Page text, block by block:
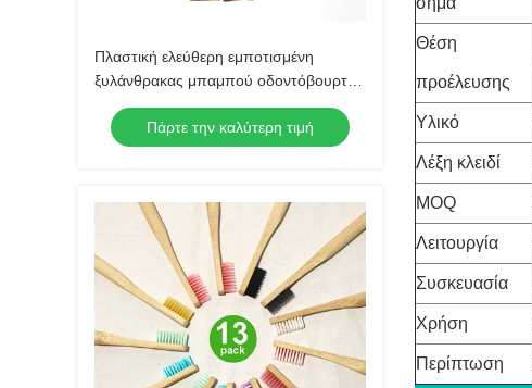
Πλαστική ελεύθερη εμποτισμένη
ξυλάνθρακας μπαμπού οδοντόβουρτσα
μπαμπού οδοντοβουρτσών
ανακυκλώσιμη στρογγυλή
Πάρτε την καλύτερη τιμή
Θέση
προέλευσης
Υλικό
Λέξη κλειδί
MOQ
Λειτουργία
Συσκευασία
Χρήση
Περίπτωση